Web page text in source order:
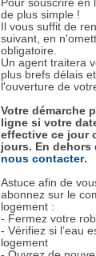
de plus simple !
Il vous suffit de
suivant, en
obligatoire.
Un agent traitera
plus brefs délais
l'ouverture de
Votre démarche
ligne si votre
effective ce jour
jours. En dehors
nous contacter.
Astuce afin de
abonnez sur le
logement :
- Fermez votre
- Vérifiez si l’eau
logement